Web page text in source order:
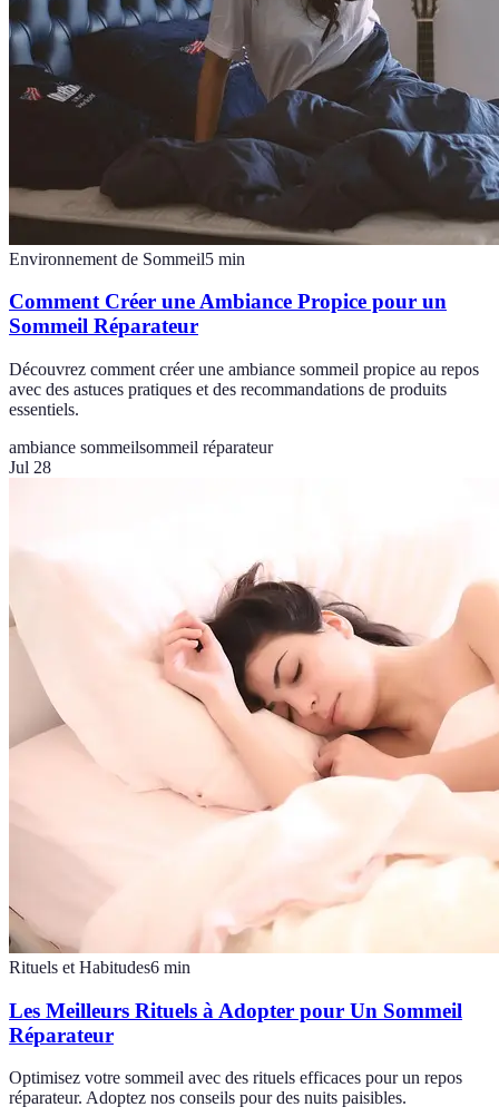
Environnement de Sommeil5 min
Comment Créer une Ambiance Propice pour un
Sommeil Réparateur
Découvrez comment créer une ambiance sommeil propice au repos
avec des astuces pratiques et des recommandations de produits
essentiels.
ambiance sommeilsommeil réparateur
Jul 28
Rituels et Habitudes6 min
Les Meilleurs Rituels à Adopter pour Un Sommeil
Réparateur
Optimisez votre sommeil avec des rituels efficaces pour un repos
réparateur. Adoptez nos conseils pour des nuits paisibles.